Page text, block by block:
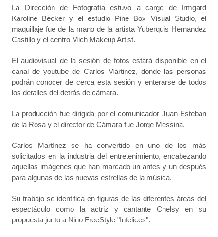
La Dirección de Fotografía estuvo a cargo de Irmgard
Karoline Becker y el estudio Pine Box Visual Studio, el
maquillaje fue de la mano de la artista Yuberquis Hernandez
Castillo y el centro Mich Makeup Artist.
El audiovisual de la sesión de fotos estará disponible en el
canal de youtube de Carlos Martinez, donde las personas
podrán conocer de cerca esta sesión y enterarse de todos
los detalles del detrás de cámara.
La producción fue dirigida por el comunicador Juan Esteban
de la Rosa y el director de Cámara fue Jorge Messina.
Carlos Martínez se ha convertido en uno de los más
solicitados en la industria del entretenimiento, encabezando
aquellas imágenes que han marcado un antes y un después
para algunas de las nuevas estrellas de la música.
Su trabajo se identifica en figuras de las diferentes áreas del
espectáculo como la actriz y cantante Chelsy en su
propuesta junto a Nino FreeStyle "Infelices".